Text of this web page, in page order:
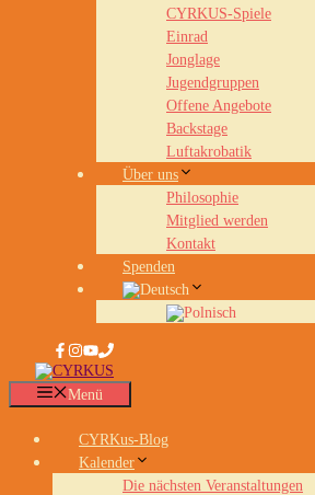
CYRKUS-Spiele
Einrad
Jonglage
Jugendgruppen
Offene Angebote
Backstage
Luftakrobatik
Über uns
Philosophie
Mitglied werden
Kontakt
Spenden
Menü
CYRKus-Blog
Kalender
Die nächsten Veranstaltungen